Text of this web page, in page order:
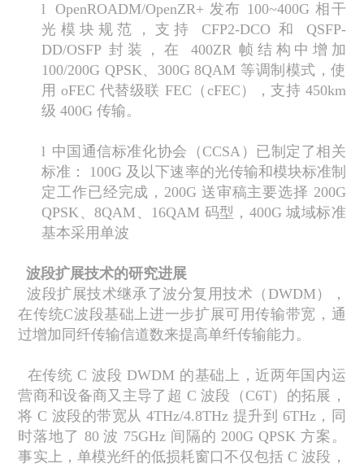
l OpenROADM/OpenZR+ 发布 100~400G 相干
光模块规范，支持
CFP2-DCO和
QSFP-
DD/OSFP封装，在 400ZR帧结构中增加
100/200G QPSK、 300G 8QAM 等调制模式，使
用 oFEC 代替级联 FEC （ cFEC ），支持 450km
级 400G传输。
l 中国通信标准化协会（CCSA ）已制定了相关
标准：
100G 及以下速率的光传输和模块标准制
定工作已经完成， 200G 送审稿主要选择 200G
QPSK、8QAM、 16QAM 码型， 400G城域标准
基本采用单波
波段扩展技术的研究进展
波段扩展技术继承了波分复用技术（ DWDM），
在传统C波段基础上进一步扩展可用传输带宽，通
过增加同纤传输信道数来提高单纤传输能力。
在传统 C波段 DWDM 的基础上，近两年国内运
营商和设备商又主导了超 C 波段（C6T）的拓展，
将 C 波段的带宽从 4THz/4.8THz 提升到 6THz，同
时落地了 80波 75GHz 间隔的 200G QPSK 方案。
事实上，单模光纤的低损耗窗口不仅包括 C波段，